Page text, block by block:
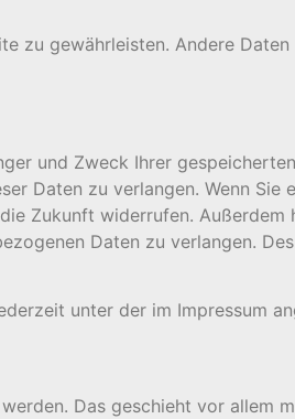
zu gewährleisten. Andere
und Zweck Ihrer
Daten zu verlangen. Wenn Sie
Zukunft widerrufen. Außerdem
Daten zu verlangen.
unter der im Impressum
Das geschieht vor allem